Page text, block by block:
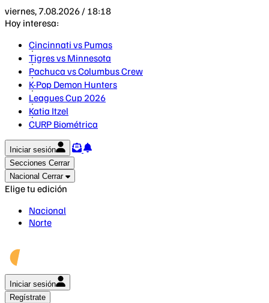
viernes, 7.08.2026 / 18:18
Hoy interesa:
Cincinnati vs Pumas
Tigres vs Minnesota
Pachuca vs Columbus Crew
K-Pop Demon Hunters
Leagues Cup 2026
Katia Itzel
CURP Biométrica
Iniciar sesión
Secciones Cerrar
Nacional Cerrar
Elige tu edición
Nacional
Norte
Iniciar sesión
Regístrate